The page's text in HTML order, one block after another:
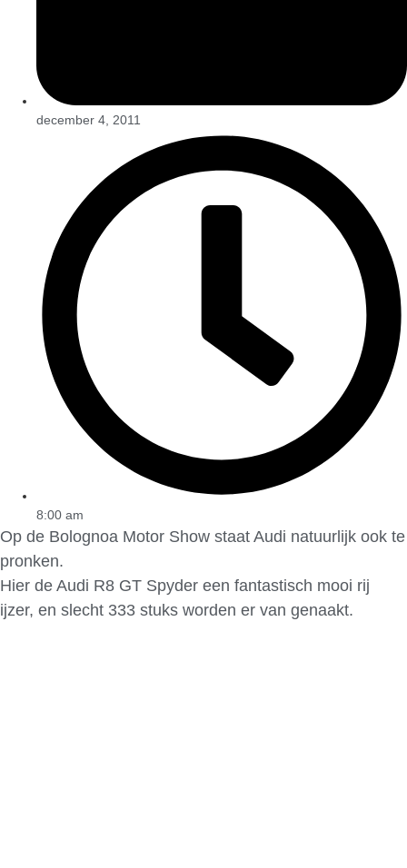
december 4, 2011
8:00 am
Op de Bolognoa Motor Show staat Audi natuurlijk ook te
pronken.
Hier de Audi R8 GT Spyder een fantastisch mooi rij
ijzer, en slecht 333 stuks worden er van genaakt.